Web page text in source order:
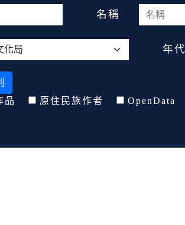
名稱
年代
品
原住民族作者 OpenData